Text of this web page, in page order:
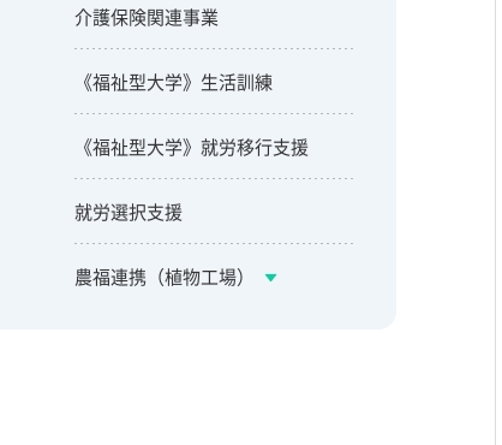
介護保険関連事業
《福祉型大学》生活訓練
《福祉型大学》就労移行支援
就労選択支援
農福連携（植物工場）